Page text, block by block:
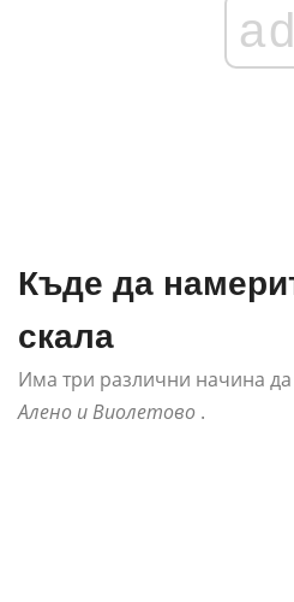
ad
Къде да
скала
Има три различни начина да
Алено и Виолетово .